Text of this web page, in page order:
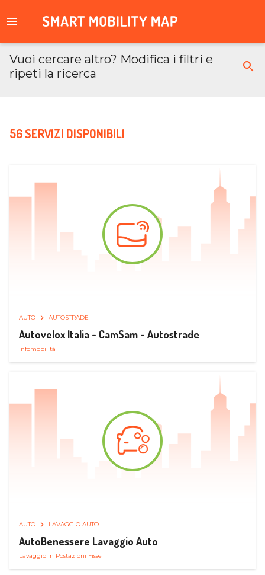
Vuoi cercare altro? Modifica i filtri e
ripeti la ricerca
56 SERVIZI DISPONIBILI
AUTO AUTOSTRADE
Autovelox Italia - CamSam - Autostrade
Infomobilità
AUTO LAVAGGIO AUTO
AutoBenessere Lavaggio Auto
Lavaggio in Postazioni Fisse